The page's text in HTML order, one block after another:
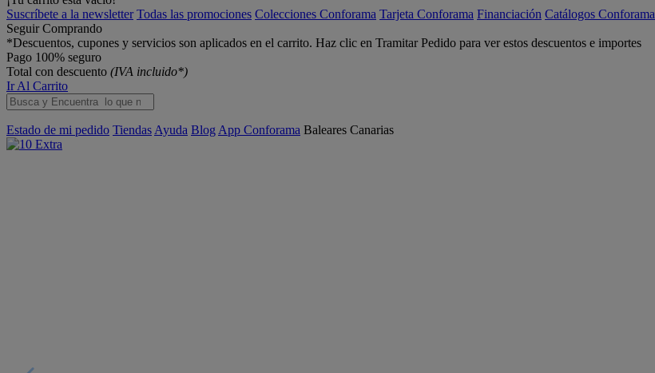
Suscríbete a la newsletter Todas las promociones Colecciones Conforama Tarjeta Conforama Financiación Catálogos Conforama
Seguir Comprando
*Descuentos, cupones y servicios son aplicados en el carrito. Haz clic en Tramitar Pedido para ver estos descuentos e importes
Pago 100% seguro
Total con descuento (IVA incluido*)
Ir Al Carrito
Estado de mi pedido Tiendas Ayuda Blog App Conforama Baleares Canarias